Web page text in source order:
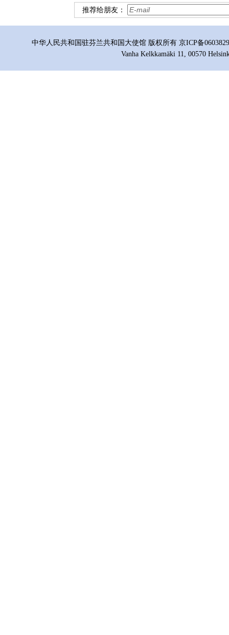
推荐给朋友：
中华人民共和国驻芬兰共和国大使馆 版权所有 京ICP备
Vanha Kelkkamäki 11, 00570